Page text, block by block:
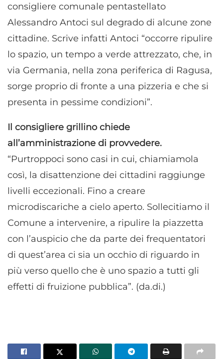
consigliere comunale pentastellato
Alessandro Antoci sul degrado di alcune zone
cittadine. Scrive infatti Antoci “occorre ripulire
lo spazio, un tempo a verde attrezzato, che, in
via Germania, nella zona periferica di Ragusa,
sorge proprio di fronte a una pizzeria e che si
presenta in pessime condizioni”.
Il consigliere grillino chiede
all’amministrazione di provvedere.
“Purtroppoci sono casi in cui, chiamiamola
così, la disattenzione dei cittadini raggiunge
livelli eccezionali. Fino a creare
microdiscariche a cielo aperto. Sollecitiamo il
Comune a intervenire, a ripulire la piazzetta
con l’auspicio che da parte dei frequentatori
di quest’area ci sia un occhio di riguardo in
più verso quello che è uno spazio a tutti gli
effetti di fruizione pubblica”. (da.di.)